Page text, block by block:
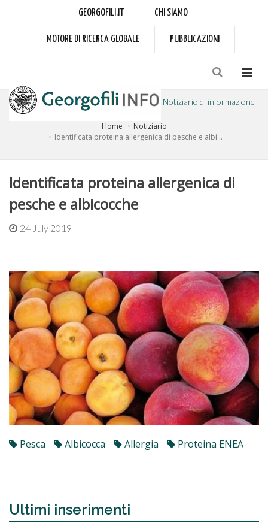
GEORGOFILI.IT CHI SIAMO
MOTORE DI RICERCA GLOBALE PUBBLICAZIONI
Notiziario di informazione
a cura dell'Accademia dei Georgofili
Home
Notiziario
Identificata proteina allergenica di pesche e albi...
Identificata proteina allergenica di
pesche e albicocche
24 July 2019
Pesca Albicocca Allergia Proteina ENEA
Ultimi inserimenti